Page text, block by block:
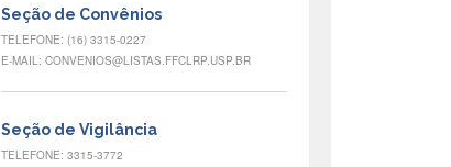
Seção de Convênios
TELEFONE: (16) 3315-0227
E-MAIL: CONVENIOS@LISTAS.FFCLRP.USP.BR
Seção de Vigilância
TELEFONE: 3315-3772